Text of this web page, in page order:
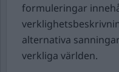
formuleringar
alternativa
verkliga världen.